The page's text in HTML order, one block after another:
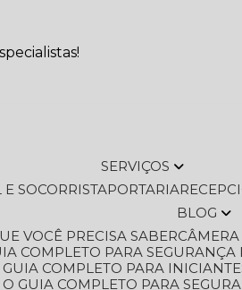
SERVIÇOS
E SOCORRISTA PORTARIA
BLOG
VOCÊ PRECISA SABER
COMPLETO PARA SEGURANÇA
COMPLETO PARA
GUIA COMPLETO PARA